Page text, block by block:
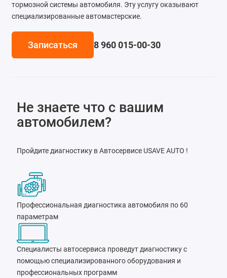
Ремонт трансмиссии
тормозной системы автомобиля. Эту услугу оказывают
специализированные автомастерские.
Записаться 8 960 015‑00‑30
Не знаете что с вашим
автомобилем?
Пройдите диагностику в Автосервисе USAVE AUTO !
Профессиональная диагностика автомобиля по 60
параметрам
Специалисты автосервиса проведут диагностику с
помощью специализированного оборудования и
профессиональных программ